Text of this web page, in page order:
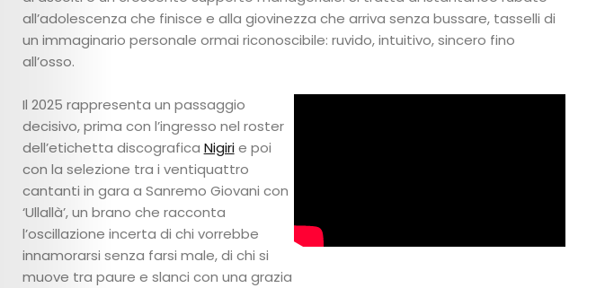
About
Us
Contact
Us
Get
Scouted
Shop
all’adolescenza che finisce e alla giovinezza che arriva senza bussare, tasselli di
un immaginario personale ormai riconoscibile: ruvido, intuitivo, sincero fino
all’osso.
Il 2025 rappresenta un passaggio
decisivo, prima con l’ingresso nel roster
dell’etichetta discografica Nigirie poi
con la selezione tra i ventiquattro
cantanti in gara a Sanremo Giovani con
‘Ullallà’, un brano che racconta
l’oscillazione incerta di chi vorrebbe
innamorarsi senza farsi male, di chi si
muove tra paure e slanci con una grazia